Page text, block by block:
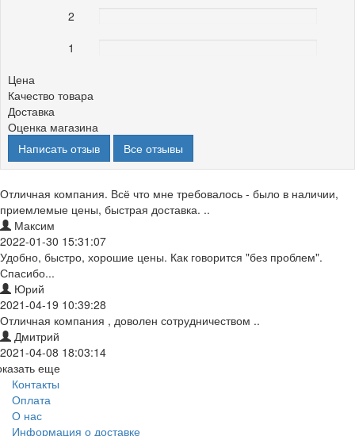
2
1
Цена
Качество товара
Доставка
Оценка магазина
Написать отзыв
Все отзывы
Отличная компания. Всё что мне требовалось - было в наличии,
приемлемые цены, быстрая доставка. ..
Максим
2022-01-30 15:31:07
Удобно, быстро, хорошие цены. Как говорится "без проблем".
Спасибо...
Юрий
2021-04-19 10:39:28
Отличная компания , доволен сотрудничеством ..
Дмитрий
2021-04-08 18:03:14
еще
Контакты
Оплата
О нас
Информация о доставке